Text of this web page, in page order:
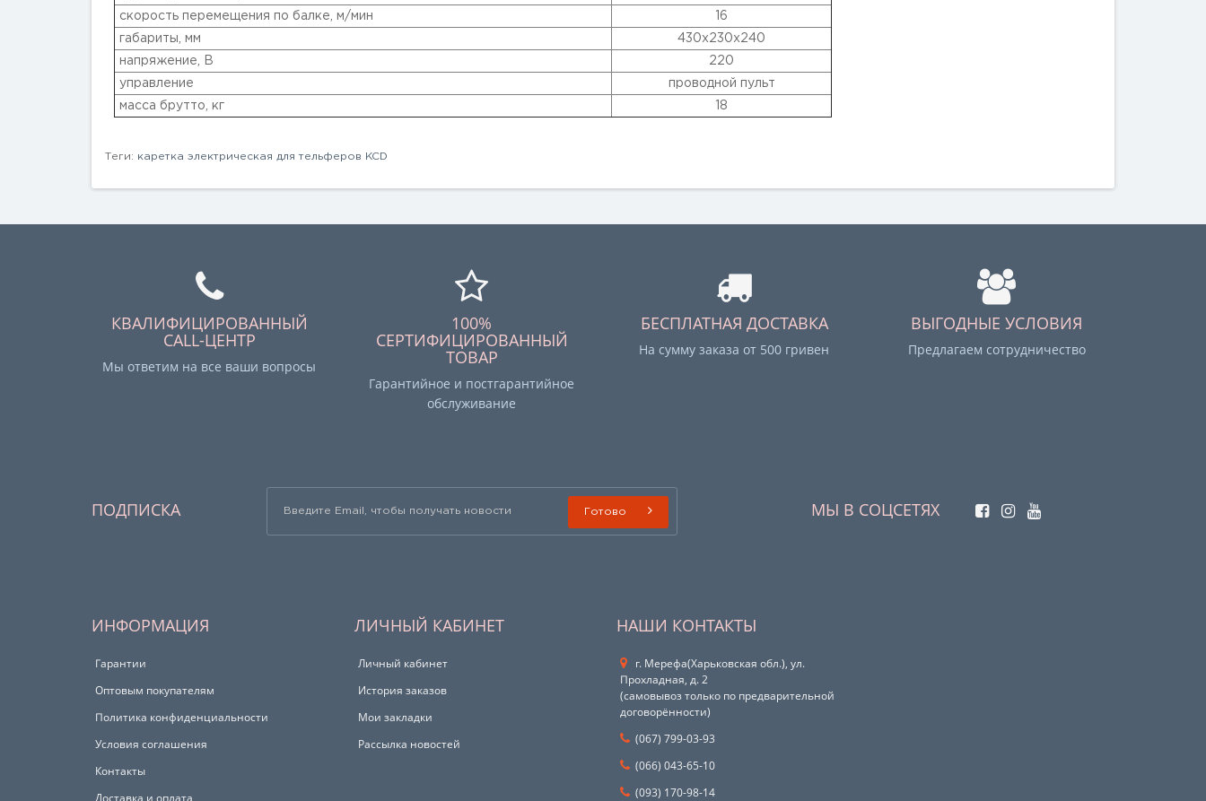
скорость перемещения по балке, м/мин 16
габариты, мм 430х230х240
напряжение, В 220
управление проводной пульт
масса брутто, кг 18
Теги: каретка электрическая для тельферов KCD
КВАЛИФИЦИРОВАННЫЙ
CALL-ЦЕНТР
Мы ответим на все ваши вопросы
100%
СЕРТИФИЦИРОВАННЫЙ
ТОВАР
Гарантийное и постгарантийное
обслуживание
БЕСПЛАТНАЯ ДОСТАВКА
На сумму заказа от 500 гривен
ВЫГОДНЫЕ УСЛОВИЯ
Предлагаем сотрудничество
ПОДПИСКА Готово МЫ В СОЦСЕТЯХ
ИНФОРМАЦИЯ
Гарантии
Оптовым покупателям
Политика конфиденциальности
Условия соглашения
Контакты
Доставка и оплата
ЛИЧНЫЙ КАБИНЕТ
Личный кабинет
История заказов
Мои закладки
Рассылка новостей
НАШИ КОНТАКТЫ
г. Мерефа(Харьковская обл.), ул.
Прохладная, д. 2
(самовывоз только по предварительной
договорённости)
(067) 799-03-93
(066) 043-65-10
(093) 170-98-14